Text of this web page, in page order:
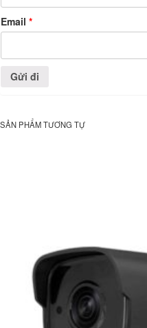
Email *
SẢN PHẨM TƯƠNG TỰ